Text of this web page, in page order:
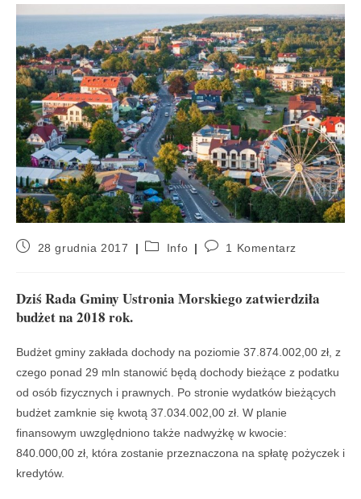
28 grudnia 2017 Info 1 Komentarz
Dziś Rada Gminy Ustronia Morskiego zatwierdziła
budżet na 2018 rok.
Budżet gminy zakłada dochody na poziomie 37.874.002,00 zł, z
czego ponad 29 mln stanowić będą dochody bieżące z podatku
od osób fizycznych i prawnych. Po stronie wydatków bieżących
budżet zamknie się kwotą 37.034.002,00 zł. W planie
finansowym uwzględniono także nadwyżkę w kwocie:
840.000,00 zł, która zostanie przeznaczona na spłatę pożyczek i
kredytów.